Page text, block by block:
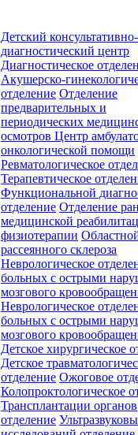
Детский консультативно-
диагностический центр
Диагностическое
Акушерско-
отделение Отделение
предварительных и
периодических
осмотровЦентр
онкологической помощи
Ревматологическое
Терапевтическое
Функциональной
отделение Отделение
медицинской
физиотерапии
рассеянного склероза
Неврологическое
больных с острыми
мозгового
Неврологическое
больных с острыми
мозгового
Детское хирургическое
Детское
отделение Ожоговое
Колопроктологическое
Трансплантации органов
отделение